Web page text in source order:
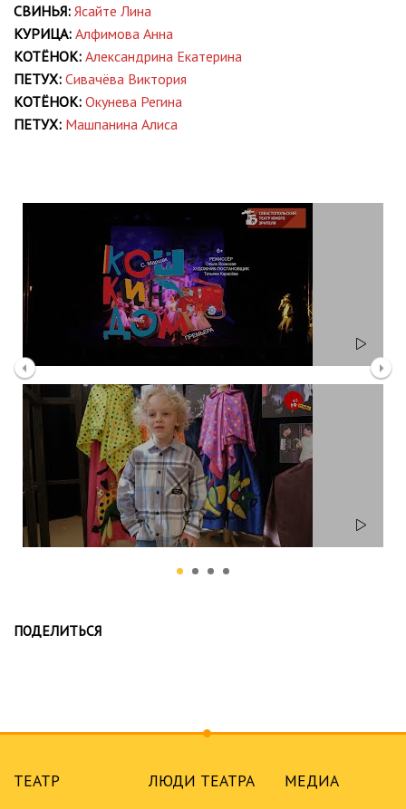
СВИНЬЯ: Ясайте Лина
КУРИЦА: Алфимова Анна
КОТЁНОК: Александрина Екатерина
ПЕТУХ: Сивачёва Виктория
КОТЁНОК: Окунева Регина
ПЕТУХ: Машпанина Алиса
ПОДЕЛИТЬСЯ
ТЕАТР ЛЮДИ ТЕАТРА МЕДИА